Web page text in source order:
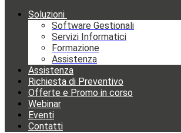
Soluzioni
Software Gestionali
Servizi Informatici
Formazione
Assistenza
Assistenza
Richiesta di Preventivo
Offerte e Promo in corso
Webinar
Eventi
Contatti